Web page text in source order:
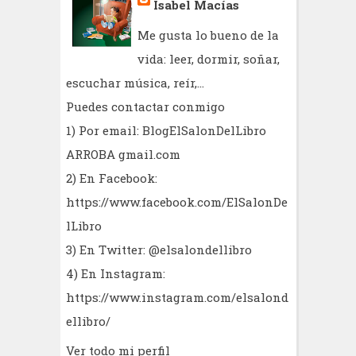
Isabel Macías
Me gusta lo bueno de la
vida: leer, dormir, soñar,
escuchar música, reír,...
Puedes contactar conmigo
1) Por email: BlogElSalonDelLibro
ARROBA gmail.com
2) En Facebook:
https://www.facebook.com/ElSalonDe
lLibro
3) En Twitter: @elsalondellibro
4) En Instagram:
https://www.instagram.com/elsalond
ellibro/
Ver todo mi perfil